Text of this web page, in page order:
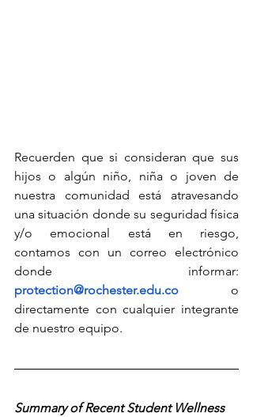
Recuerden que si consideran que sus
hijos o algún niño, niña o joven de
nuestra comunidad está atravesando
una situación donde su seguridad física
y/o emocional está en riesgo,
contamos con un correo electrónico
protection@rochester.edu.co o
directamente con cualquier integrante
de nuestro equipo.
Summary of Recent Student Wellness